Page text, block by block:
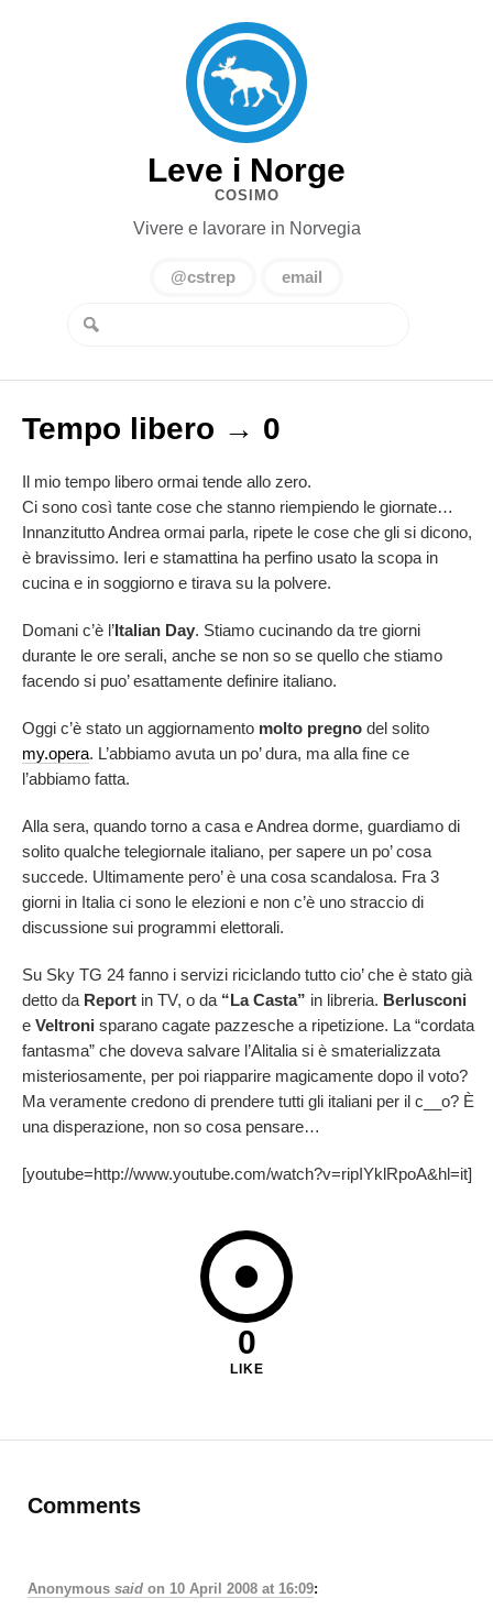
Leve i Norge
COSIMO
Vivere e lavorare in Norvegia
@cstrep email
Tempo libero → 0
Il mio tempo libero ormai tende allo zero.
Ci sono così tante cose che stanno riempiendo le giornate…
Innanzitutto Andrea ormai parla, ripete le cose che gli si dicono,
è bravissimo. Ieri e stamattina ha perfino usato la scopa in
cucina e in soggiorno e tirava su la polvere.
Domani c’è l’Italian Day. Stiamo cucinando da tre giorni
durante le ore serali, anche se non so se quello che stiamo
facendo si puo’ esattamente definire italiano.
Oggi c’è stato un aggiornamento molto pregno del solito
my.opera. L’abbiamo avuta un po’ dura, ma alla fine ce
l’abbiamo fatta.
Alla sera, quando torno a casa e Andrea dorme, guardiamo di
solito qualche telegiornale italiano, per sapere un po’ cosa
succede. Ultimamente pero’ è una cosa scandalosa. Fra 3
giorni in Italia ci sono le elezioni e non c’è uno straccio di
discussione sui programmi elettorali.
Su Sky TG 24 fanno i servizi riciclando tutto cio’ che è stato già
detto da Report in TV, o da “La Casta” in libreria. Berlusconi
e Veltroni sparano cagate pazzesche a ripetizione. La “cordata
fantasma” che doveva salvare l’Alitalia si è smaterializzata
misteriosamente, per poi riapparire magicamente dopo il voto?
Ma veramente credono di prendere tutti gli italiani per il c__o? È
una disperazione, non so cosa pensare…
[youtube=http://www.youtube.com/watch?v=ripIYklRpoA&hl=it]
0
LIKE
Comments
Anonymous said on 10 April 2008 at 16:09: